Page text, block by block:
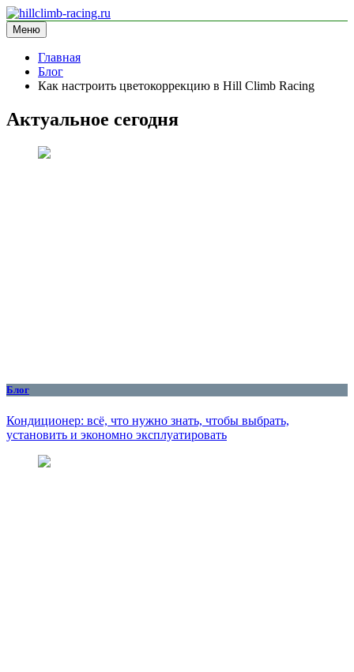
Перейти
к
содержимому
hillclimb-racing.ru
информационный сайт
Меню
Главная
Блог
Как настроить цветокоррекцию в Hill Climb Racing
Актуальное сегодня
Блог
Кондиционер: всё, что нужно знать, чтобы выбрать,
установить и экономно эксплуатировать